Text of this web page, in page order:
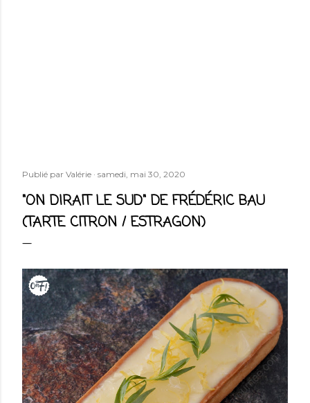
Publié par Valérie samedi, mai 30, 2020
"ON DIRAIT LE SUD" DE FRÉDÉRIC BAU
(TARTE CITRON / ESTRAGON)